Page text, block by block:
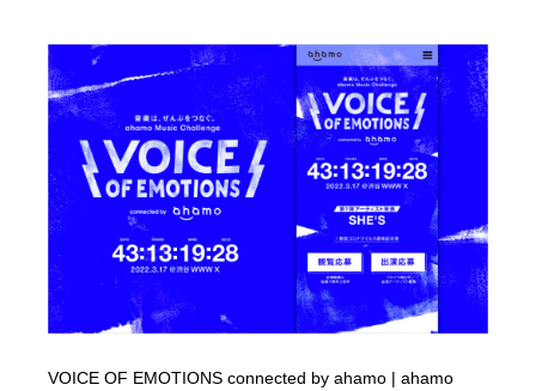
VOICE OF EMOTIONS connected by ahamo | ahamo